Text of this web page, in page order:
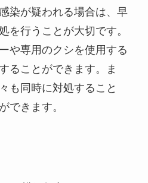
染が疑われる場合は、早
を行うことが大切です。​
や専用のクシを使用する
ることができます。​ま
も同時に対処すること
できます。​